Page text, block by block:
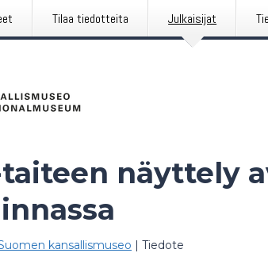
Tilaa tiedotteita Julkaisijat
taiteen näyttely
kansallismuseo | Tiedote